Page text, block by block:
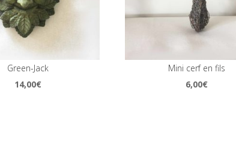
Green-Jack
14,00€
Mini cerf en fils
6,00€